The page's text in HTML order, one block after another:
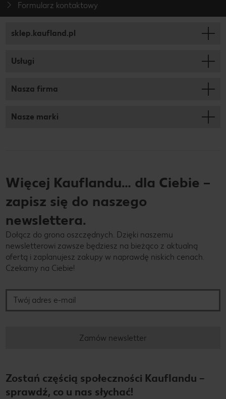
Formularz kontaktowy
sklep.kaufland.pl
Usługi
Nasza firma
Nasze marki
Więcej Kauflandu… dla Ciebie –
zapisz się do naszego
newslettera.
Dołącz do grona oszczędnych. Dzięki naszemu
newsletterowi zawsze będziesz na bieżąco z aktualną
ofertą i zaplanujesz zakupy w naprawdę niskich cenach.
Czekamy na Ciebie!
Zamów newsletter
Zostań częścią społeczności Kauflandu –
sprawdź, co u nas słychać!